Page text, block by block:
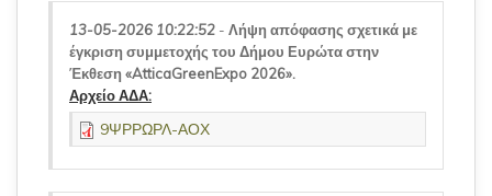
13-05-2026 10:22:52 - Λήψη απόφασης σχετικά με
έγκριση συμμετοχής του Δήμου Ευρώτα στην
Έκθεση «AtticaGreenExpo 2026».
Αρχείο ΑΔΑ:
9ΨΡΡΩΡΛ-ΑΟΧ